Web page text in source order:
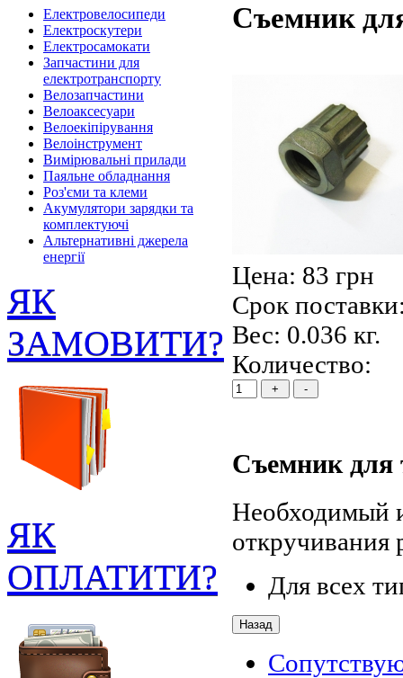
Съемник
Цена: 83 грн
Срок
Вес: 0.036 кг.
Количество:
Съемник для
Необходимый
откручивания
Для всех
Електровелосипеди
Електроскутери
Електросамокати
Запчастини для
електротранспорту
Велозапчастини
Велоаксесуари
Велоекіпірування
Велоінструмент
Вимірювальні прилади
Паяльне обладнання
Роз'єми та клеми
Акумулятори зарядки та
комплектуючі
Альтернативні джерела
енергії
ЯК
ЗАМОВИТИ?
ЯК
ОПЛАТИТИ?